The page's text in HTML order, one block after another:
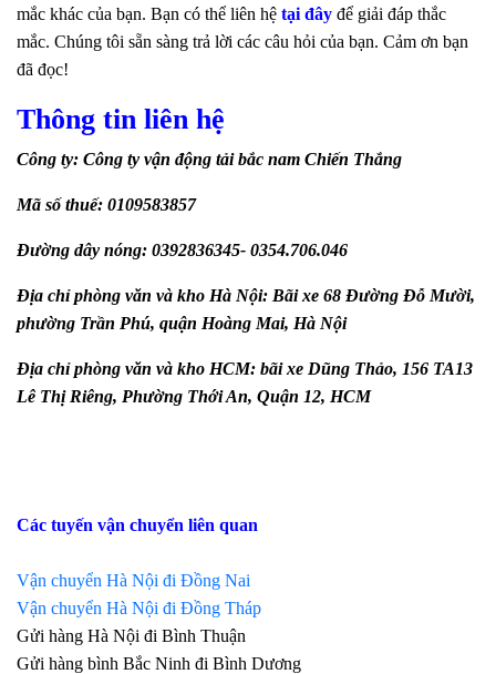
mắc khác của bạn. Bạn có thể liên hệ tại đây để giải đáp thắc
mắc. Chúng tôi sẵn sàng trả lời các câu hỏi của bạn. Cảm ơn bạn
đã đọc!
Thông tin liên hệ
Công ty: Công ty vận động tải bắc nam Chiến Thắng
Mã số thuế: 0109583857
Đường dây nóng: 0392836345- 0354.706.046
Địa chỉ phòng văn và kho Hà Nội: Bãi xe 68 Đường Đỗ Mười,
phường Trần Phú, quận Hoàng Mai, Hà Nội
Địa chỉ phòng văn và kho HCM: bãi xe Dũng Thảo, 156 TA13
Lê Thị Riêng, Phường Thới An, Quận 12, HCM
Các tuyến vận chuyển liên quan
Vận chuyển Hà Nội đi Đồng Nai
Vận chuyển Hà Nội đi Đồng Tháp
Gửi hàng Hà Nội đi Bình Thuận
Gửi hàng bình Bắc Ninh đi Bình Dương